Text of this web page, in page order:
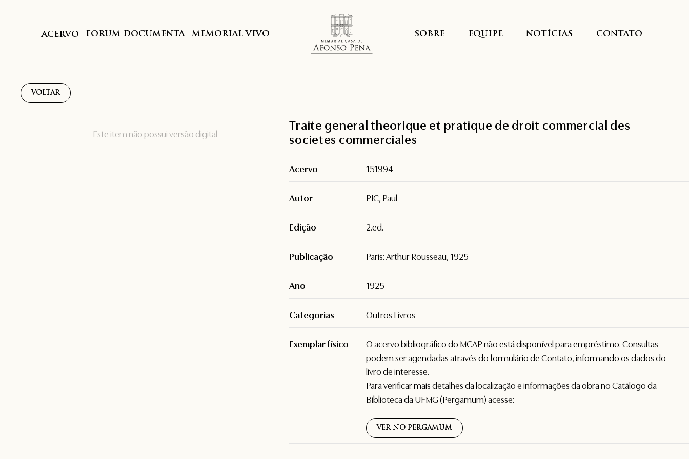
ACERVO FORUM DOCUMENTA MEMORIAL VIVO SOBRE EQUIPE NOTÍCIAS CONTATO
VOLTAR
Este item não possui versão digital
Traite general theorique et pratique de droit commercial des
societes commerciales
Acervo 151994
Autor PIC, Paul
Edição 2.ed.
Publicação Paris: Arthur Rousseau, 1925
Ano 1925
Categorias Outros Livros
Exemplar físico
O acervo bibliográfico do MCAP não está disponível para empréstimo. Consultas
podem ser agendadas através do formulário deContato, informando os dados do
livro de interesse.
Para verificar mais detalhes da localização e informações da obra no Catálogo da
Biblioteca da UFMG (Pergamum) acesse:
VER NO PERGAMUM